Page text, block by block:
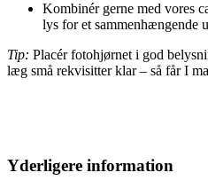
Kombinér gerne med vores
lys for et sammenhængende
Tip: Placér fotohjørnet i god
læg små rekvisitter klar – så får I
Yderligere information